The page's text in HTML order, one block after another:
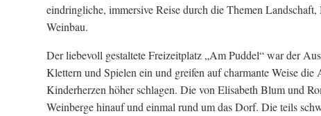
eindringliche, immersive Reise durch die Themen
Weinbau.
Der liebevoll gestaltete Freizeitplatz „Am Puddel“ war der
Klettern und Spielen ein und greifen auf charmante Weise
Kinderherzen höher schlagen. Die von Elisabeth Blum und
Weinberge hinauf und einmal rund um das Dorf. Die teils